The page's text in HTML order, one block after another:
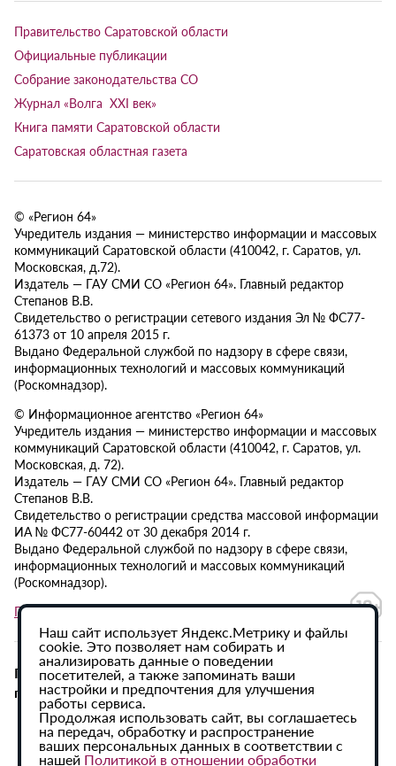
Правительство Саратовской области
Официальные публикации
Собрание законодательства СО
Журнал «Волга XXI век»
Книга памяти Саратовской области
Саратовская областная газета
© «Регион 64»
Учредитель издания — министерство информации и массовых
коммуникаций Саратовской области (410042, г. Саратов, ул.
Московская, д.72).
Издатель — ГАУ СМИ СО «Регион 64». Главный редактор
Степанов В.В.
Свидетельство о регистрации сетевого издания Эл № ФС77-
61373 от 10 апреля 2015 г.
Выдано Федеральной службой по надзору в сфере связи,
информационных технологий и массовых коммуникаций
(Роскомнадзор).
© Информационное агентство «Регион 64»
Учредитель издания — министерство информации и массовых
коммуникаций Саратовской области (410042, г. Саратов, ул.
Московская, д. 72).
Издатель — ГАУ СМИ СО «Регион 64». Главный редактор
Степанов В.В.
Свидетельство о регистрации средства массовой информации
ИА № ФС77-60442 от 30 декабря 2014 г.
Выдано Федеральной службой по надзору в сфере связи,
информационных технологий и массовых коммуникаций
(Роскомнадзор).
Политика в отношении обработки персональных данных
При использовании материалов сайта активная
гиперссылка на ИА «Регион 64» обязательна.
Наш сайт использует Яндекс.Метрику и файлы
cookie. Это позволяет нам собирать и
анализировать данные о поведении
посетителей, а также запоминать ваши
настройки и предпочтения для улучшения
работы сервиса.
Продолжая использовать сайт, вы соглашаетесь
на передач, обработку и распространение
ваших персональных данных в соответствии с
нашей Политикой в отношении обработки